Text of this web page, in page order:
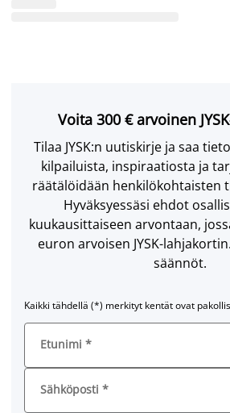
Voita 300 € arvoinen
Tilaa JYSK:n uutiskirje ja saa
kilpailuista, inspiraatiosta ja
räätälöidään henkilökohtaisten
Hyväksyessäsi ehdot
kuukausittaiseen arvontaan,
euron arvoisen JYSK-
säännöt.
Kaikki tähdellä (*) merkityt kentät ovat
Etunimi *
Sähköposti *